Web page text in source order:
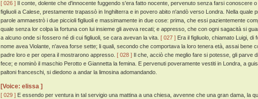
[ 026 ] Il conte, dolente che d'innocente fuggendo s'era fatto nocente, pervenuto senza farsi conoscere
figliuoli a Calese, prestamente trapassò in Inghilterra e in povero abito n'andò verso Londra. Nella quale
parole ammaestrò i due piccioli figliuoli e massimamente in due cose: prima, che essi pazientemente
quale senza lor colpa la fortuna con lui insieme gli aveva recati; e appresso, che con ogni sagacità si
a alcuno onde si fossero né di cui figliuoli, se cara avevan la vita. [ 027 ] Era il figliuolo, chiamato Luigi, di
nome avea Violante, n'avea forse sette; li quali, secondo che comportava la loro tenera età, assai bene
padre loro e per opera il mostrarono appresso. [ 028 ] Il che, acciò che meglio fare si potesse, gli parve
fece; e nominò il maschio Perotto e Giannetta la femina. E pervenuti poveramente vestiti in Londra, a
paltoni franceschi, si diedono a andar la limosina adomandando.
[Voice: elissa ]
[ 029 ] E essendo per ventura in tal servigio una mattina a una chiesa, avvenne che una gran dama, la